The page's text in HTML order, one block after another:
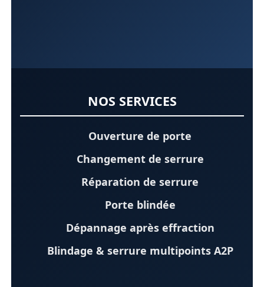
NOS SERVICES
Ouverture de porte
Changement de serrure
Réparation de serrure
Porte blindée
Dépannage après effraction
Blindage & serrure multipoints A2P